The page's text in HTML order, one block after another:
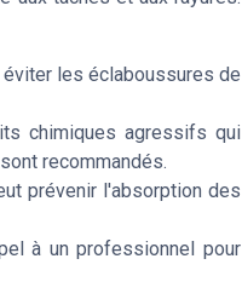
les éclaboussures de
chimiques agressifs qui
recommandés.
prévenir l'absorption des
à un professionnel pour